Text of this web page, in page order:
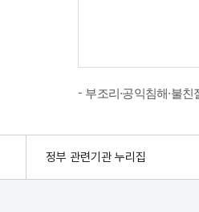
부조리·공익침해·불
정부 관련기관 누리집